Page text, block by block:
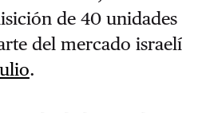
de 40 unidades
del mercado israelí
.